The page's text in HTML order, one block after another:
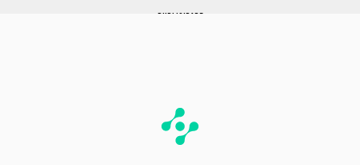
PUBLICIDADE